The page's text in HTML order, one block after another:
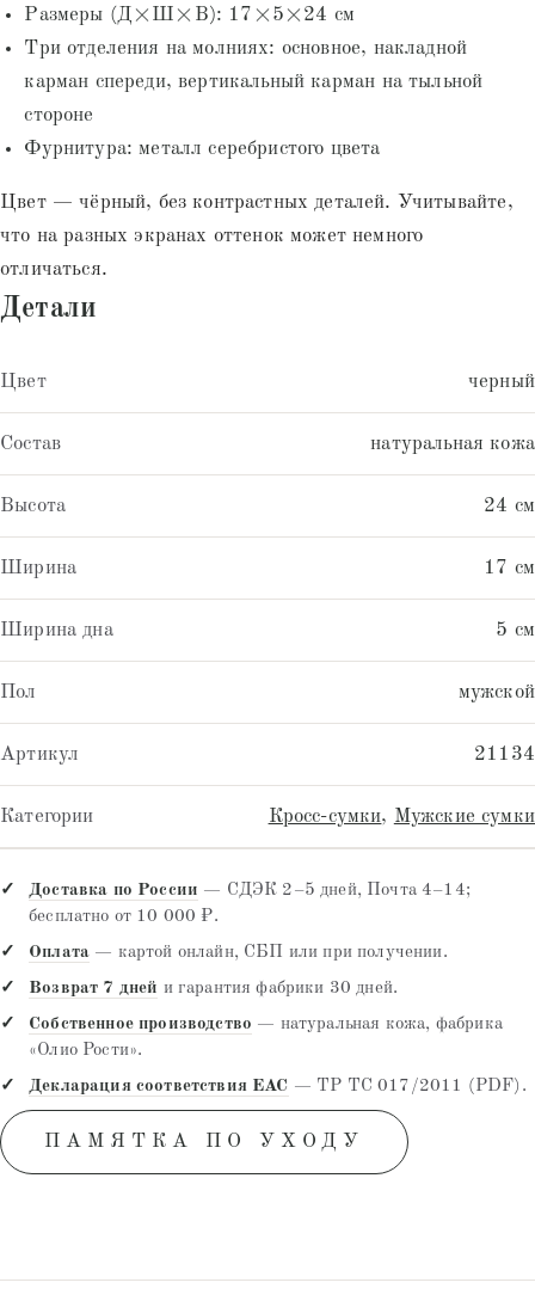
Размеры (Д×Ш×В): 17×5×24 см
Три отделения на молниях: основное, накладной
карман спереди, вертикальный карман на тыльной
стороне
Фурнитура: металл серебристого цвета
Цвет — чёрный, без контрастных деталей. Учитывайте,
что на разных экранах оттенок может немного
отличаться.
Детали
Цвет черный
Состав натуральная кожа
Высота 24 см
Ширина 17 см
Ширина дна 5 см
Пол мужской
Артикул 21134
Категории Кросс-сумки, Мужские сумки
Доставка по России — СДЭК 2–5 дней, Почта 4–14;
бесплатно от 10 000 ₽.
Оплата — картой онлайн, СБП или при получении.
Возврат 7 дней и гарантия фабрики 30 дней.
Собственное производство — натуральная кожа, фабрика
«Олио Рости».
Декларация соответствия EAC — ТР ТС 017/2011 (PDF).
ПАМЯТКА ПО УХОДУ